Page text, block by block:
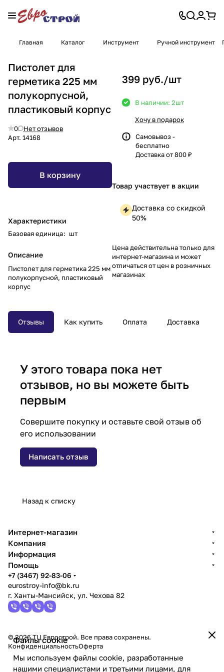
Главная Каталог Инструмент Ручной инструмент
Пистолет для
герметика 225 мм
полукорпусной,
пластиковый корпус
0
Нет отзывов
Арт. 14168
В корзину
Характеристики
Базовая единица: шт
Описание
Пистолет для герметика 225 мм
полукорпусной, пластиковый
корпус
399 руб./шт
В наличии: 2шт
Хочу в подарок
Самовывоз -
бесплатно
Доставка от 800 ₽
Товар участвует в акции
Доставка со скидкой
50%
Цена действительна только для
интернет-магазина и может
отличаться от цен в розничных
магазинах
Отзывы Как купить Оплата Доставка
У этого товара пока нет
отзывов, но вы можете быть
первым
Совершите покупку и оставьте свой отзыв об
его использовании
Написать отзыв
Назад к списку
Файлы cookie
Мы используем файлы cookie, разработанные
нашими специалистами и третьими лицами, для
Интернет-магазин
Компания
Информация
Помощь
+7 (3467) 92-83-06
eurostroy-info@bk.ru
г. Ханты-Мансийск, ул. Чехова 82
© 2026 ТЦ Еврострой. Все права сохранены.
КонфиденциальностьОферта